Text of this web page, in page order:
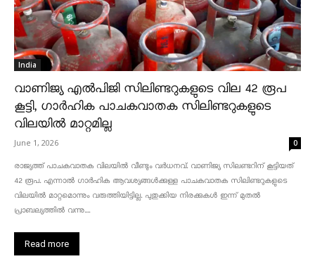
India
വാണിജ്യ എൽപിജി സിലിണ്ടറുകളുടെ വില 42 രൂപ
കൂട്ടി, ഗാർഹിക പാചകവാതക സിലിണ്ടറുകളുടെ
വിലയിൽ മാറ്റമില്ല
June 1, 2026 0
രാജ്യത്ത് പാചകവാതക വിലയിൽ വീണ്ടും വർധനവ്. വാണിജ്യ സിലണ്ടറിന് കൂട്ടിയത്
42 രൂപ. എന്നാൽ ഗാർഹിക ആവശ്യങ്ങൾക്കുള്ള പാചകവാതക സിലിണ്ടറുകളുടെ
വിലയിൽ മാറ്റമൊന്നും വരുത്തിയിട്ടില്ല. പുതുക്കിയ നിരക്കുകൾ ഇന്ന് മുതൽ
പ്രാബല്യത്തിൽ വന്നു....
Read more